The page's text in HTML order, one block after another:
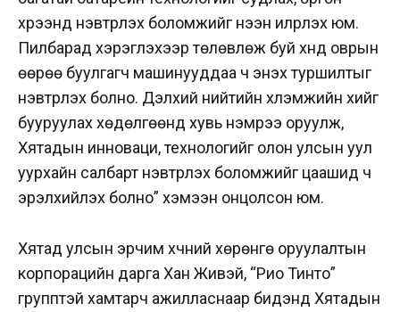
хүрээнд нэвтрүүлэх боломжийг нээн илрүүлэх юм.
Пилбарад хэрэглэхээр төлөвлөж буй хүнд оврын
өөрөө буулгагч машинууддаа ч энэхүү туршилтыг
нэвтрүүлэх болно. Дэлхий нийтийн хүлэмжийн хийг
бууруулах хөдөлгөөнд хувь нэмрээ оруулж,
Хятадын инноваци, технологийг олон улсын уул
уурхайн салбарт нэвтрүүлэх боломжийг цаашид ч
эрэлхийлэх болно” хэмээн онцолсон юм.
Хятад улсын эрчим хүчний хөрөнгө оруулалтын
корпорацийн дарга Хан Живэй, “Рио Тинто”
групптэй хамтарч ажилласнаар бидэнд Хятадын